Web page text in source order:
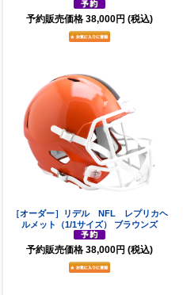
予約販売価格 38,000円 (税込)
［オーダー］リデル NFL レプリカヘ
ルメット（1/1サイズ） ブラウンズ
予約販売価格 38,000円 (税込)